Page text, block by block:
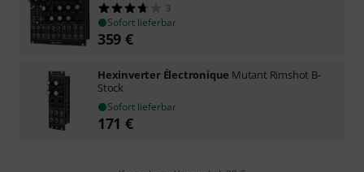
3
Sofort lieferbar
359 €
Hexinverter Électronique Mutant Rimshot B-
Stock
Sofort lieferbar
171 €